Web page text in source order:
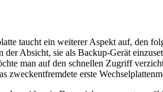
taucht ein weiterer Aspekt auf, den
der Absicht, sie als Backup-Gerät
man auf den schnellen Zugriff
zweckentfremdete erste